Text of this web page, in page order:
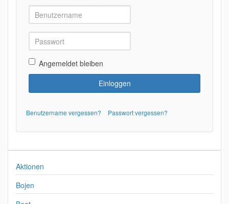
Angemeldet bleiben
Benutzername vergessen? Passwort vergessen?
Aktionen
Bojen